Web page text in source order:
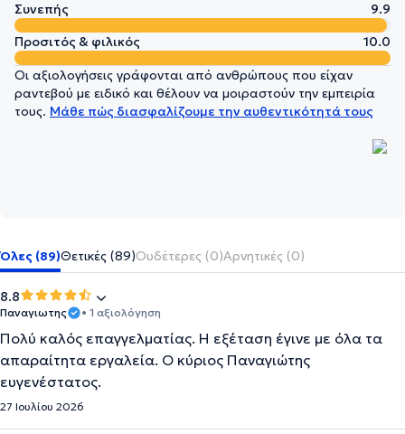
Συνεπής
9.9
Προσιτός & φιλικός
10.0
Οι αξιολογήσεις γράφονται από ανθρώπους που είχαν
ραντεβού με ειδικό και θέλουν να μοιραστούν την εμπειρία
τους. Μάθε πώς διασφαλίζουμε την αυθεντικότητά τους
Όλες (89)Θετικές (89)Ουδέτερες (0)Αρνητικές (0)
8.8
Παναγιωτης • 1 αξιολόγηση
Πολύ καλός επαγγελματίας. Η εξέταση έγινε με όλα τα
απαραίτητα εργαλεία. Ο κύριος Παναγιώτης
ευγενέστατος.
27 Ιουλίου 2026